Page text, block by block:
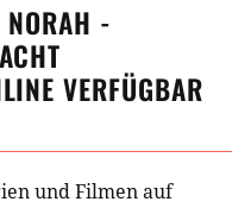
-
VERFÜGBAR
und Filmen auf